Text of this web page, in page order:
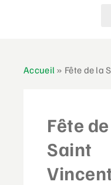
Accueil » Fête de la
Fête
Saint